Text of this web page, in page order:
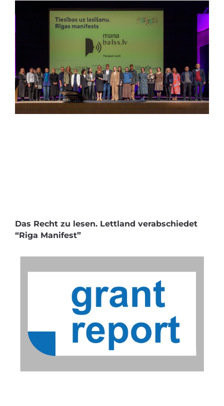
Das Recht zu lesen. Lettland verabschiedet
“Riga Manifest”